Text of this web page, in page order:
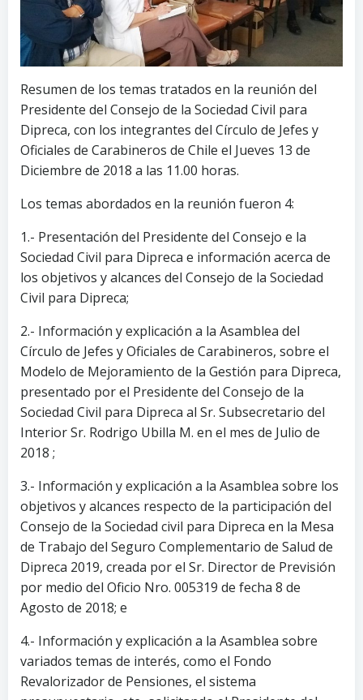
Resumen de los temas tratados en la reunión del
Presidente del Consejo de la Sociedad Civil para
Dipreca, con los integrantes del Círculo de Jefes y
Oficiales de Carabineros de Chile el Jueves 13 de
Diciembre de 2018 a las 11.00 horas.
Los temas abordados en la reunión fueron 4:
1.- Presentación del Presidente del Consejo e la
Sociedad Civil para Dipreca e información acerca de
los objetivos y alcances del Consejo de la Sociedad
Civil para Dipreca;
2.- Información y explicación a la Asamblea del
Círculo de Jefes y Oficiales de Carabineros, sobre el
Modelo de Mejoramiento de la Gestión para Dipreca,
presentado por el Presidente del Consejo de la
Sociedad Civil para Dipreca al Sr. Subsecretario del
Interior Sr. Rodrigo Ubilla M. en el mes de Julio de
2018 ;
3.- Información y explicación a la Asamblea sobre los
objetivos y alcances respecto de la participación del
Consejo de la Sociedad civil para Dipreca en la Mesa
de Trabajo del Seguro Complementario de Salud de
Dipreca 2019, creada por el Sr. Director de Previsión
por medio del Oficio Nro. 005319 de fecha 8 de
Agosto de 2018; e
4.- Información y explicación a la Asamblea sobre
variados temas de interés, como el Fondo
Revalorizador de Pensiones, el sistema